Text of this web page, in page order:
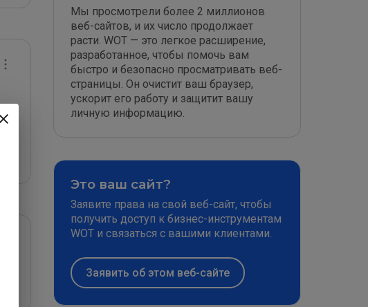
Мы просмотрели более 2 миллионов
веб-сайтов, и их число продолжает
расти. WOT — это легкое расширение,
разработанное, чтобы помочь вам
быстро и безопасно просматривать веб-
страницы. Он очистит ваш браузер,
ускорит его работу и защитит вашу
личную информацию.
Это ваш сайт?
Заявите права на свой веб-сайт, чтобы
получить доступ к бизнес-инструментам
WOT и связаться с вашими клиентами.
Заявить об этом веб-сайте